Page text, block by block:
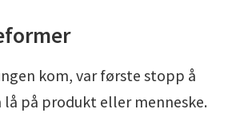
kom, var første stopp å
lå på produkt eller menneske.